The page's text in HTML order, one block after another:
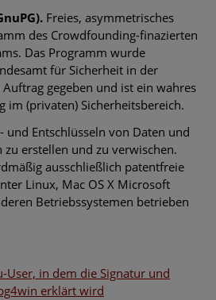
Freies, asymmetrisches
des Crowdfounding-finazierten
Das Programm wurde
für Sicherheit in der
gegeben und ist ein wahres
im (privaten) Sicherheitsbereich.
und Entschlüsseln von Daten und
erstellen und zu verwischen.
ausschließlich patentfreie
Linux, Mac OS X Microsoft
Betriebssystemen betrieben
in dem die Signatur und
erklärt wird